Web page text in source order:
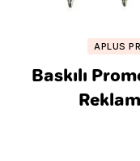
APLUS
Baskılı